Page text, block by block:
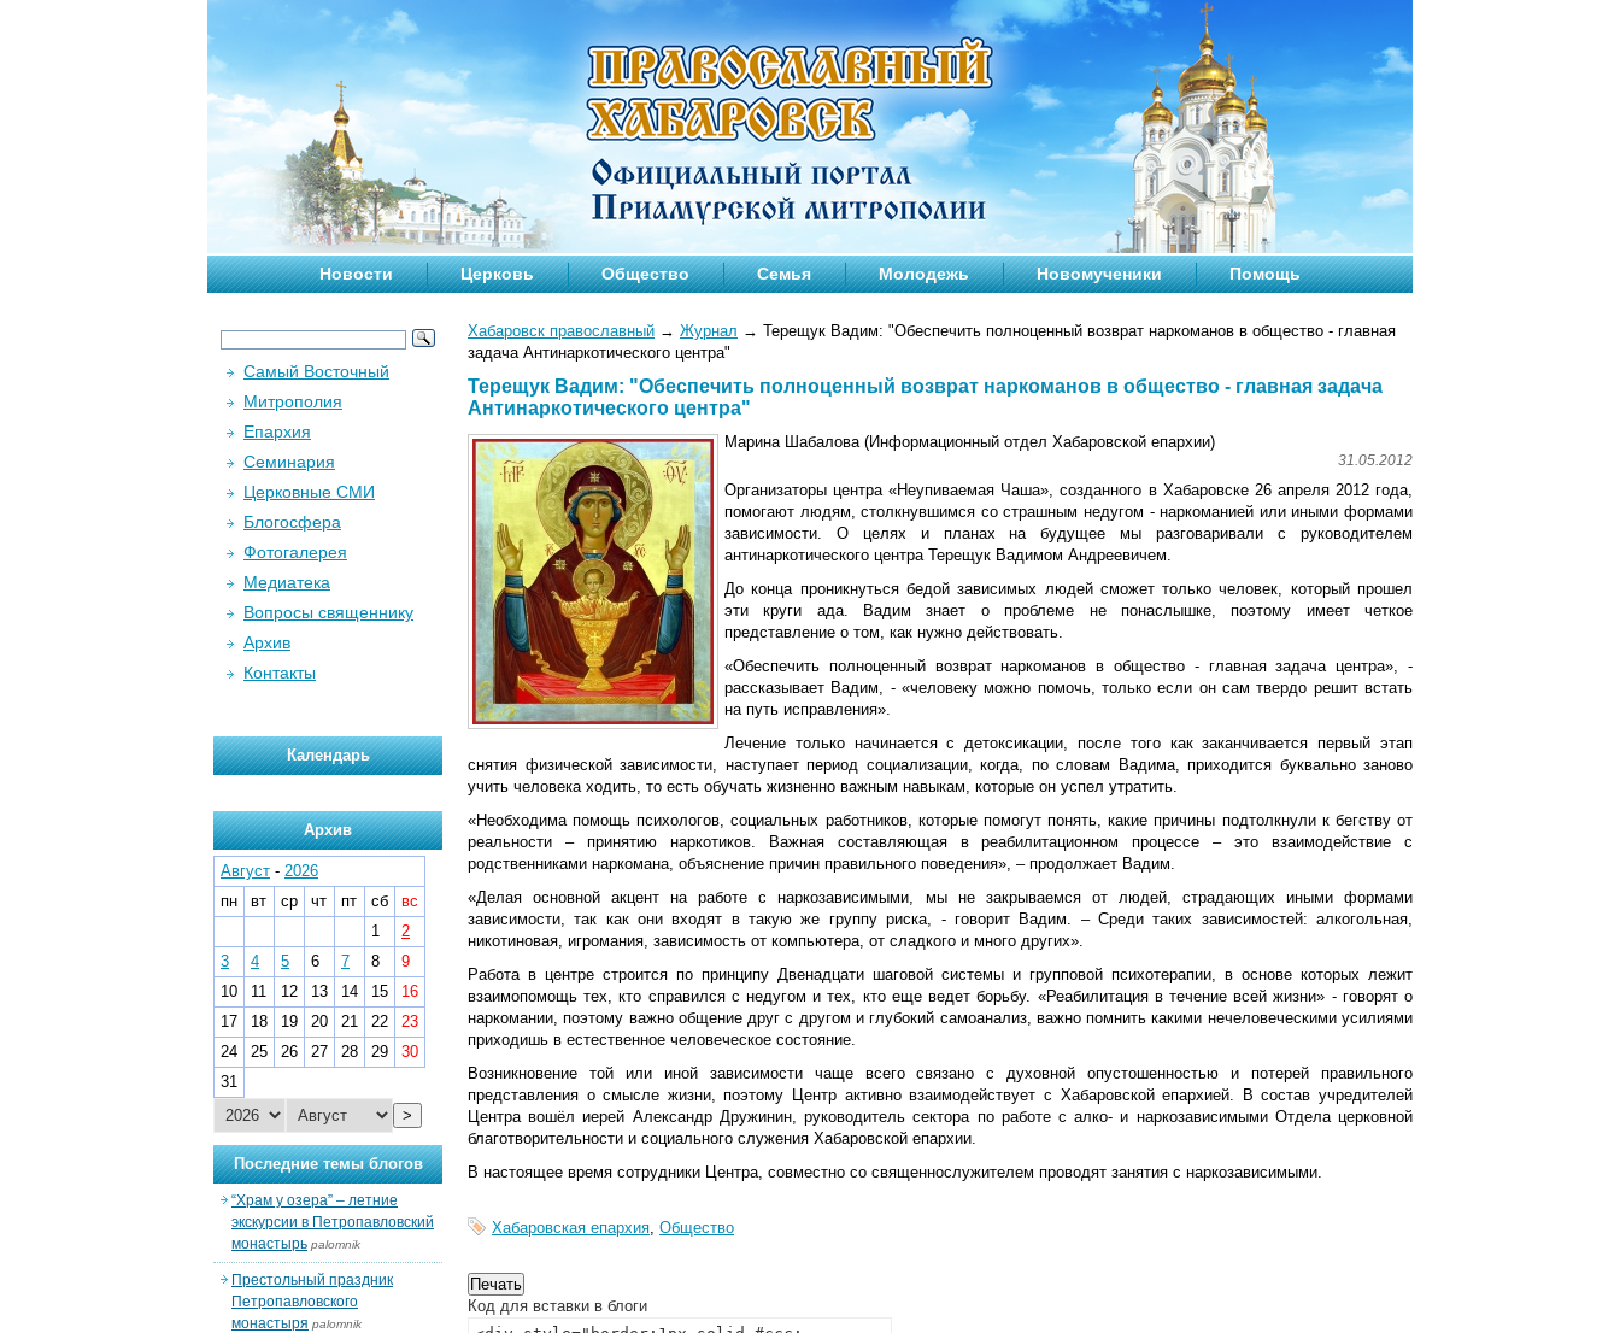
Новости Церковь Общество Семья Молодежь Новомученики Помощь
Хабаровск православный → Журнал → Терещук Вадим: "Обеспечить полноценный возврат наркоманов в общество - главная
задача Антинаркотического центра"
Терещук Вадим: "Обеспечить полноценный возврат наркоманов в общество - главная задача
Антинаркотического центра"
Марина Шабалова (Информационный отдел Хабаровской епархии)
31.05.2012
Организаторы центра «Неупиваемая Чаша», созданного в Хабаровске 26 апреля 2012 года,
помогают людям, столкнувшимся со страшным недугом - наркоманией или иными формами
зависимости. О целях и планах на будущее мы разговаривали с руководителем
антинаркотического центра Терещук Вадимом Андреевичем.
До конца проникнуться бедой зависимых людей сможет только человек, который прошел
эти круги ада. Вадим знает о проблеме не понаслышке, поэтому имеет четкое
представление о том, как нужно действовать.
«Обеспечить полноценный возврат наркоманов в общество - главная задача центра», -
рассказывает Вадим, - «человеку можно помочь, только если он сам твердо решит встать
на путь исправления».
Лечение только начинается с детоксикации, после того как заканчивается первый этап
снятия физической зависимости, наступает период социализации, когда, по словам Вадима, приходится буквально заново
учить человека ходить, то есть обучать жизненно важным навыкам, которые он успел утратить.
«Необходима помощь психологов, социальных работников, которые помогут понять, какие причины подтолкнули к бегству от
реальности – принятию наркотиков. Важная составляющая в реабилитационном процессе – это взаимодействие с
родственниками наркомана, объяснение причин правильного поведения», – продолжает Вадим.
«Делая основной акцент на работе с наркозависимыми, мы не закрываемся от людей, страдающих иными формами
зависимости, так как они входят в такую же группу риска, - говорит Вадим. – Среди таких зависимостей: алкогольная,
никотиновая, игромания, зависимость от компьютера, от сладкого и много других».
Работа в центре строится по принципу Двенадцати шаговой системы и групповой психотерапии, в основе которых лежит
взаимопомощь тех, кто справился с недугом и тех, кто еще ведет борьбу. «Реабилитация в течение всей жизни» - говорят о
наркомании, поэтому важно общение друг с другом и глубокий самоанализ, важно помнить какими нечеловеческими усилиями
приходишь в естественное человеческое состояние.
Возникновение той или иной зависимости чаще всего связано с духовной опустошенностью и потерей правильного
представления о смысле жизни, поэтому Центр активно взаимодействует с Хабаровской епархией. В состав учредителей
Центра вошёл иерей Александр Дружинин, руководитель сектора по работе с алко- и наркозависимыми Отдела церковной
благотворительности и социального служения Хабаровской епархии.
В настоящее время сотрудники Центра, совместно со священнослужителем проводят занятия с наркозависимыми.
Хабаровская епархия, Общество
Код для вставки в блоги
Самый Восточный
Митрополия
Епархия
Семинария
Церковные СМИ
Блогосфера
Фотогалерея
Медиатека
Вопросы священнику
Архив
Контакты
Календарь
Архив
Август - 2026
пн
вт ср чт пт сб
вс
1
2
3
4 5 6 7 8
9
10
11 12 13 14 15
16
17
18 19 20 21 22
23
24
25 26 27 28 29
30
31
>
Последние темы блогов
“Храм у озера” – летние
экскурсии в Петропавловский
монастырь palomnik
Престольный праздник
Петропавловского
монастыря palomnik